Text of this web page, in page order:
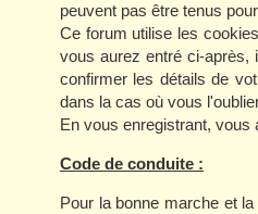
peuvent pas être tenus
Ce forum utilise les
vous aurez entré ci-après,
confirmer les détails de
dans la cas où vous
En vous enregistrant,
Code de conduite :
Pour la bonne marche et